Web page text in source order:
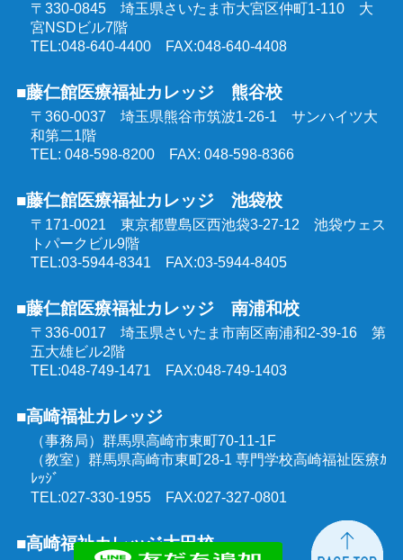
群馬県委託 公共職業訓練
東京都委託 公共職業訓練
〒330-0845 埼玉県さいたま市大宮区仲町1-110 大
宮NSDビル7階
TEL:048-640-4400 FAX:048-640-4408
■藤仁館医療福祉カレッジ 熊谷校
〒360-0037 埼玉県熊谷市筑波1-26-1 サンハイツ大
和第二1階
TEL: 048-598-8200 FAX: 048-598-8366
■藤仁館医療福祉カレッジ 池袋校
〒171-0021 東京都豊島区西池袋3-27-12 池袋ウェス
トパークビル9階
TEL:03-5944-8341 FAX:03-5944-8405
■藤仁館医療福祉カレッジ 南浦和校
〒336-0017 埼玉県さいたま市南区南浦和2-39-16 第
五大雄ビル2階
TEL:048-749-1471 FAX:048-749-1403
■高崎福祉カレッジ
（事務局）群馬県高崎市東町70-11-1F
（教室）群馬県高崎市東町28-1 専門学校高崎福祉医療ｶ
ﾚｯｼﾞ
TEL:027-330-1955 FAX:027-327-0801
■高崎福祉カレッジ太田校